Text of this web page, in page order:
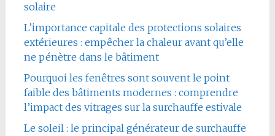
solaire
L’importance capitale des protections solaires
extérieures : empêcher la chaleur avant qu’elle
ne pénètre dans le bâtiment
Pourquoi les fenêtres sont souvent le point
faible des bâtiments modernes : comprendre
l’impact des vitrages sur la surchauffe estivale
Le soleil : le principal générateur de surchauffe